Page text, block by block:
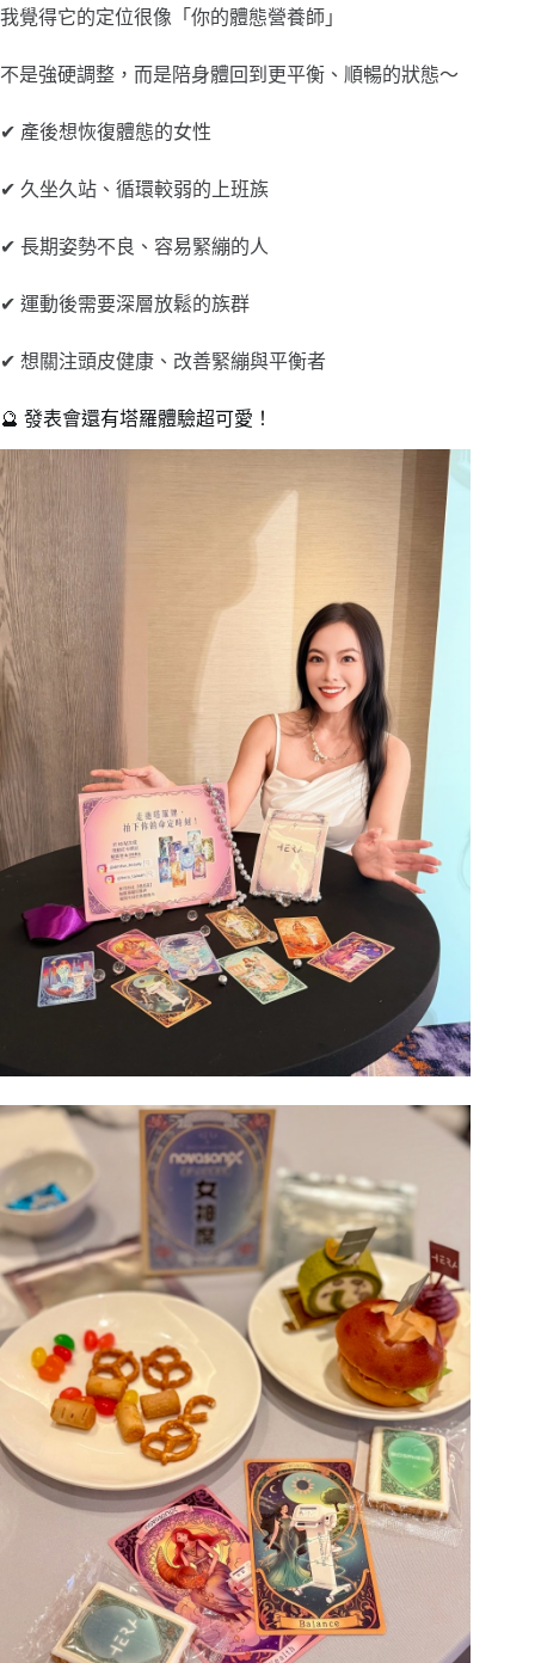
我覺得它的定位很像「你的體態營養師」
不是強硬調整，而是陪身體回到更平衡、順暢的狀態～
✔ 產後想恢復體態的女性
✔ 久坐久站、循環較弱的上班族
✔ 長期姿勢不良、容易緊繃的人
✔ 運動後需要深層放鬆的族群
✔ 想關注頭皮健康、改善緊繃與平衡者
🔮 發表會還有塔羅體驗超可愛！